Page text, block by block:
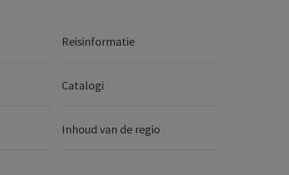
Reisinformatie
Catalogi
Inhoud van de regio